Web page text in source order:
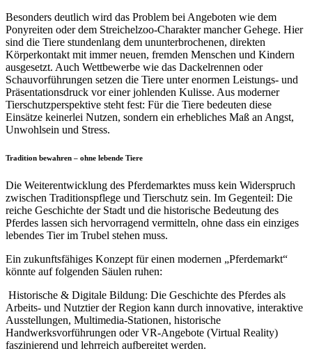
Besonders deutlich wird das Problem bei Angeboten wie dem
Ponyreiten oder dem Streichelzoo-Charakter mancher Gehege. Hier
sind die Tiere stundenlang dem ununterbrochenen, direkten
Körperkontakt mit immer neuen, fremden Menschen und Kindern
ausgesetzt. Auch Wettbewerbe wie das Dackelrennen oder
Schauvorführungen setzen die Tiere unter enormen Leistungs- und
Präsentationsdruck vor einer johlenden Kulisse. Aus moderner
Tierschutzperspektive steht fest: Für die Tiere bedeuten diese
Einsätze keinerlei Nutzen, sondern ein erhebliches Maß an Angst,
Unwohlsein und Stress.
Tradition bewahren – ohne lebende Tiere
Die Weiterentwicklung des Pferdemarktes muss kein Widerspruch
zwischen Traditionspflege und Tierschutz sein. Im Gegenteil: Die
reiche Geschichte der Stadt und die historische Bedeutung des
Pferdes lassen sich hervorragend vermitteln, ohne dass ein einziges
lebendes Tier im Trubel stehen muss.
Ein zukunftsfähiges Konzept für einen modernen „Pferdemarkt“
könnte auf folgenden Säulen ruhen:
Historische & Digitale Bildung: Die Geschichte des Pferdes als
Arbeits- und Nutztier der Region kann durch innovative, interaktive
Ausstellungen, Multimedia-Stationen, historische
Handwerksvorführungen oder VR-Angebote (Virtual Reality)
faszinierend und lehrreich aufbereitet werden.